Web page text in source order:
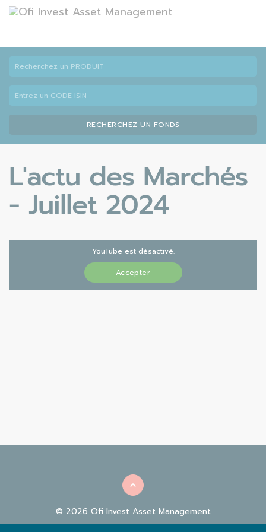
RECHERCHEZ UN FONDS
L'actu des Marchés
- Juillet 2024
YouTube est désactivé.
Accepter
© 2026 Ofi Invest Asset Management
INFORMATIONS